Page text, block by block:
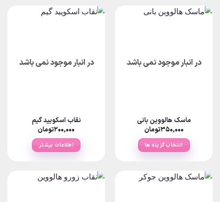
در انبار موجود نمی باشد
ماسک هالووین بانی
۳۵۰,۰۰۰تومان
انتخاب گزینه ها
دارای
در انبار موجود نمی باشد
نقاب اسکویید گیم
۲۰۰,۰۰۰تومان
اطلاعات بیشتر